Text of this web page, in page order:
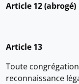
Article 12 (abrogé)
Article 13
Toute
reconnaissance